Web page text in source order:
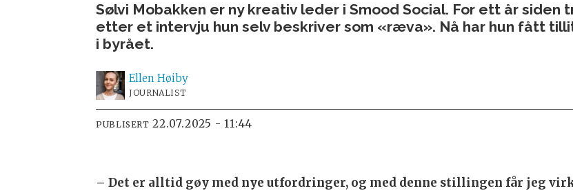
Sølvi Mobakken er ny kreativ leder i Smood Social. For ett år siden
etter et intervju hun selv beskriver som «ræva». Nå har hun fått
i byrået.
Ellen Høiby
JOURNALIST
PUBLISERT 22.07.2025 - 11:44
– Det er alltid gøy med nye utfordringer, og med denne stillingen får jeg